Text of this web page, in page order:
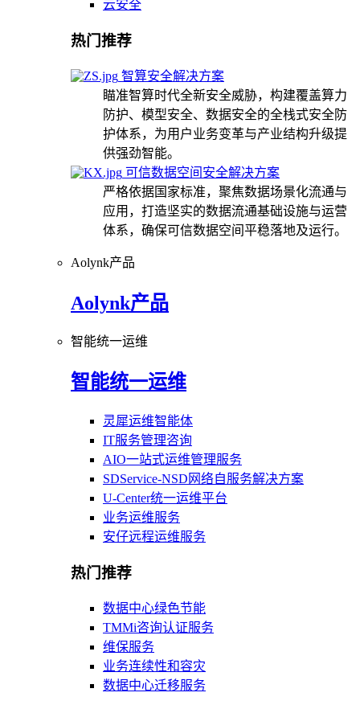
云安全
热门推荐
智算安全解决方案
瞄准智算时代全新安全威胁，构建覆盖算力
防护、模型安全、数据安全的全栈式安全防
护体系，为用户业务变革与产业结构升级提
供强劲智能。
可信数据空间安全解决方案
严格依据国家标准，聚焦数据场景化流通与
应用，打造坚实的数据流通基础设施与运营
体系，确保可信数据空间平稳落地及运行。
Aolynk产品
Aolynk产品
智能统一运维
智能统一运维
灵犀运维智能体
IT服务管理咨询
AIO一站式运维管理服务
SDService-NSD网络自服务解决方案
U-Center统一运维平台
业务运维服务
安仔远程运维服务
热门推荐
数据中心绿色节能
TMMi咨询认证服务
维保服务
业务连续性和容灾
数据中心迁移服务